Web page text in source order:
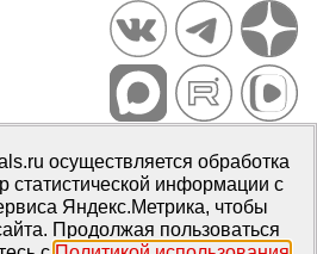
PsyJournals.ru, 2007–2026
СМИЭл № ФС77-66447 от 14 июля
осуществляется обработка
статистической информации с
Яндекс.Метрика, чтобы
Продолжая пользоваться